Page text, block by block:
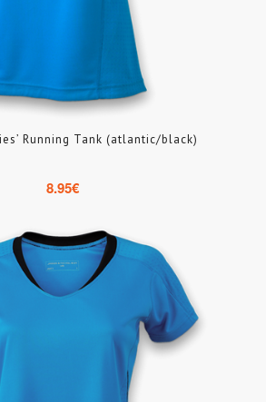
Running Tank (atlantic/black)
8.95€